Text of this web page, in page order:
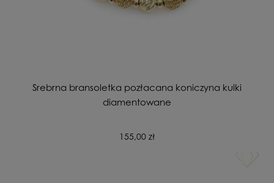
Srebrna bransoletka pozłacana koniczyna kulki
diamentowane
155,00 zł